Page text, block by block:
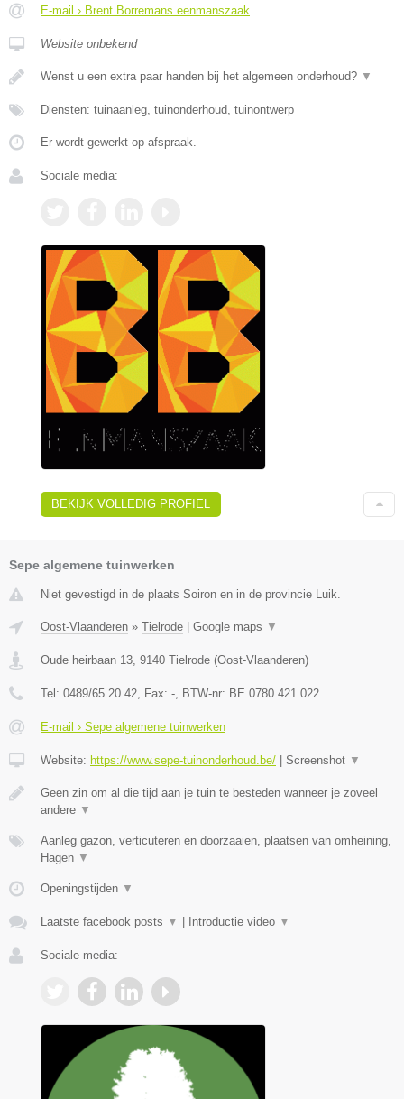
E-mail › Brent Borremans eenmanszaak
Website onbekend
Wenst u een extra paar handen bij het algemeen onderhoud? ▼
Diensten: tuinaanleg, tuinonderhoud, tuinontwerp
Er wordt gewerkt op afspraak.
Sociale media:
BEKIJK VOLLEDIG PROFIEL
Sepe algemene tuinwerken
Niet gevestigd in de plaats Soiron en in de provincie Luik.
Oost-Vlaanderen » Tielrode Google maps ▼
Oude heirbaan 13, 9140 Tielrode (Oost-Vlaanderen)
Tel: 0489/65.20.42, Fax: -, BTW-nr: BE 0780.421.022
E-mail › Sepe algemene tuinwerken
Website: https://www.sepe-tuinonderhoud.be/ Screenshot ▼
Geen zin om al die tijd aan je tuin te besteden wanneer je zoveel
andere ▼
Aanleg gazon, verticuteren en doorzaaien, plaatsen van omheining,
Hagen ▼
Openingstijden ▼
Laatste facebook posts ▼ Introductie video ▼
Sociale media: